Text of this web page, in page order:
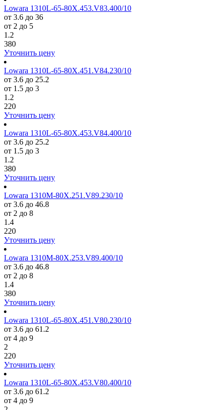
Lowara 1310L-65-80X.453.V83.400/10
от 3.6 до 36
от 2 до 5
1.2
380
Уточнить цену
Lowara 1310L-65-80X.451.V84.230/10
от 3.6 до 25.2
от 1.5 до 3
1.2
220
Уточнить цену
Lowara 1310L-65-80X.453.V84.400/10
от 3.6 до 25.2
от 1.5 до 3
1.2
380
Уточнить цену
Lowara 1310M-80X.251.V89.230/10
от 3.6 до 46.8
от 2 до 8
1.4
220
Уточнить цену
Lowara 1310M-80X.253.V89.400/10
от 3.6 до 46.8
от 2 до 8
1.4
380
Уточнить цену
Lowara 1310L-65-80X.451.V80.230/10
от 3.6 до 61.2
от 4 до 9
2
220
Уточнить цену
Lowara 1310L-65-80X.453.V80.400/10
от 3.6 до 61.2
от 4 до 9